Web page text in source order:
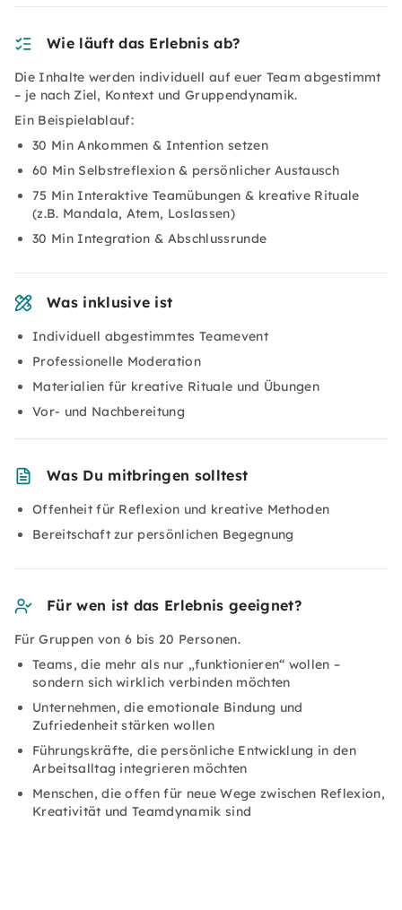
Wie läuft das Erlebnis ab?
Die Inhalte werden individuell auf euer Team abgestimmt
– je nach Ziel, Kontext und Gruppendynamik.
Ein Beispielablauf:
30 Min Ankommen & Intention setzen
60 Min Selbstreflexion & persönlicher Austausch
75 Min Interaktive Teamübungen & kreative Rituale
(z.B. Mandala, Atem, Loslassen)
30 Min Integration & Abschlussrunde
Was inklusive ist
Individuell abgestimmtes Teamevent
Professionelle Moderation
Materialien für kreative Rituale und Übungen
Vor- und Nachbereitung
Was Du mitbringen solltest
Offenheit für Reflexion und kreative Methoden
Bereitschaft zur persönlichen Begegnung
Für wen ist das Erlebnis geeignet?
Für Gruppen von 6 bis 20 Personen.
Teams, die mehr als nur „funktionieren“ wollen –
sondern sich wirklich verbinden möchten
Unternehmen, die emotionale Bindung und
Zufriedenheit stärken wollen
Führungskräfte, die persönliche Entwicklung in den
Arbeitsalltag integrieren möchten
Menschen, die offen für neue Wege zwischen Reflexion,
Kreativität und Teamdynamik sind